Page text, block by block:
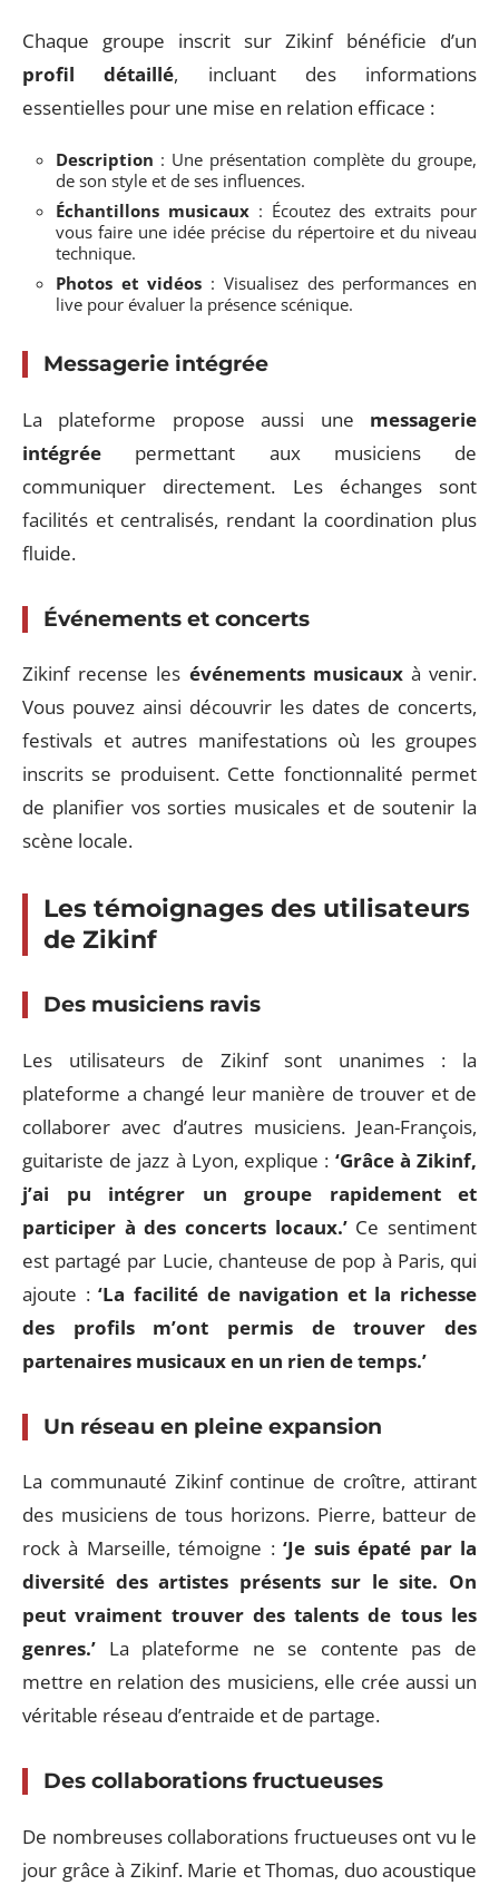
Chaque groupe inscrit sur Zikinf bénéficie d’un
profil détaillé, incluant des informations
essentielles pour une mise en relation efficace :
Description : Une présentation complète du groupe,
de son style et de ses influences.
Échantillons musicaux: Écoutez des extraits pour
vous faire une idée précise du répertoire et du niveau
technique.
Photos et vidéos : Visualisez des performances en
live pour évaluer la présence scénique.
Messagerie intégrée
La plateforme propose aussi une messagerie
intégrée permettant aux musiciens de
communiquer directement. Les échanges sont
facilités et centralisés, rendant la coordination plus
fluide.
Événements et concerts
Zikinf recense les événements musicauxà venir.
Vous pouvez ainsi découvrir les dates de concerts,
festivals et autres manifestations où les groupes
inscrits se produisent. Cette fonctionnalité permet
de planifier vos sorties musicales et de soutenir la
scène locale.
Les témoignages des utilisateurs
de Zikinf
Des musiciens ravis
Les utilisateurs de Zikinf sont unanimes : la
plateforme a changé leur manière de trouver et de
collaborer avec d’autres musiciens. Jean-François,
guitariste de jazz à Lyon, explique : ‘Grâce à Zikinf,
j’ai pu intégrer un groupe rapidement et
participer à des concerts locaux.’Ce sentiment
est partagé par Lucie, chanteuse de pop à Paris, qui
ajoute :‘La facilité de navigation et la richesse
des profils m’ont permis de trouver des
partenaires musicaux en un rien de temps.’
Un réseau en pleine expansion
La communauté Zikinf continue de croître, attirant
des musiciens de tous horizons. Pierre, batteur de
rock à Marseille, témoigne :‘Je suis épaté par la
diversité des artistes présents sur le site. On
peut vraiment trouver des talents de tous les
genres.’ La plateforme ne se contente pas de
mettre en relation des musiciens, elle crée aussi un
véritable réseau d’entraide et de partage.
Des collaborations fructueuses
De nombreuses collaborations fructueuses ont vu le
jour grâce à Zikinf. Marie et Thomas, duo acoustique